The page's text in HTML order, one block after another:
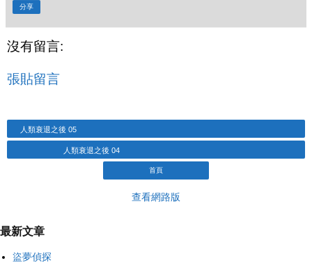
分享
沒有留言:
張貼留言
人類衰退之後 05
人類衰退之後 04
首頁
查看網路版
最新文章
盜夢偵探